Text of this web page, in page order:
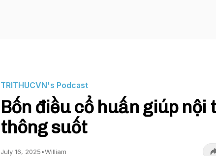
TRITHUCVN's Podcast
Bốn điều cổ huấn giúp nội
thông suốt
July 16, 2025•William